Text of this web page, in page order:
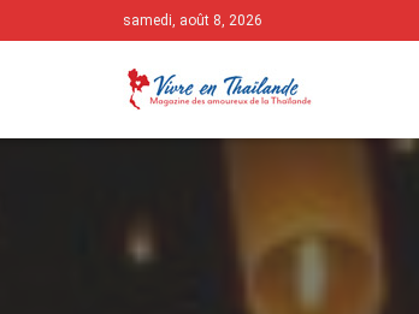
samedi, août 8, 2026